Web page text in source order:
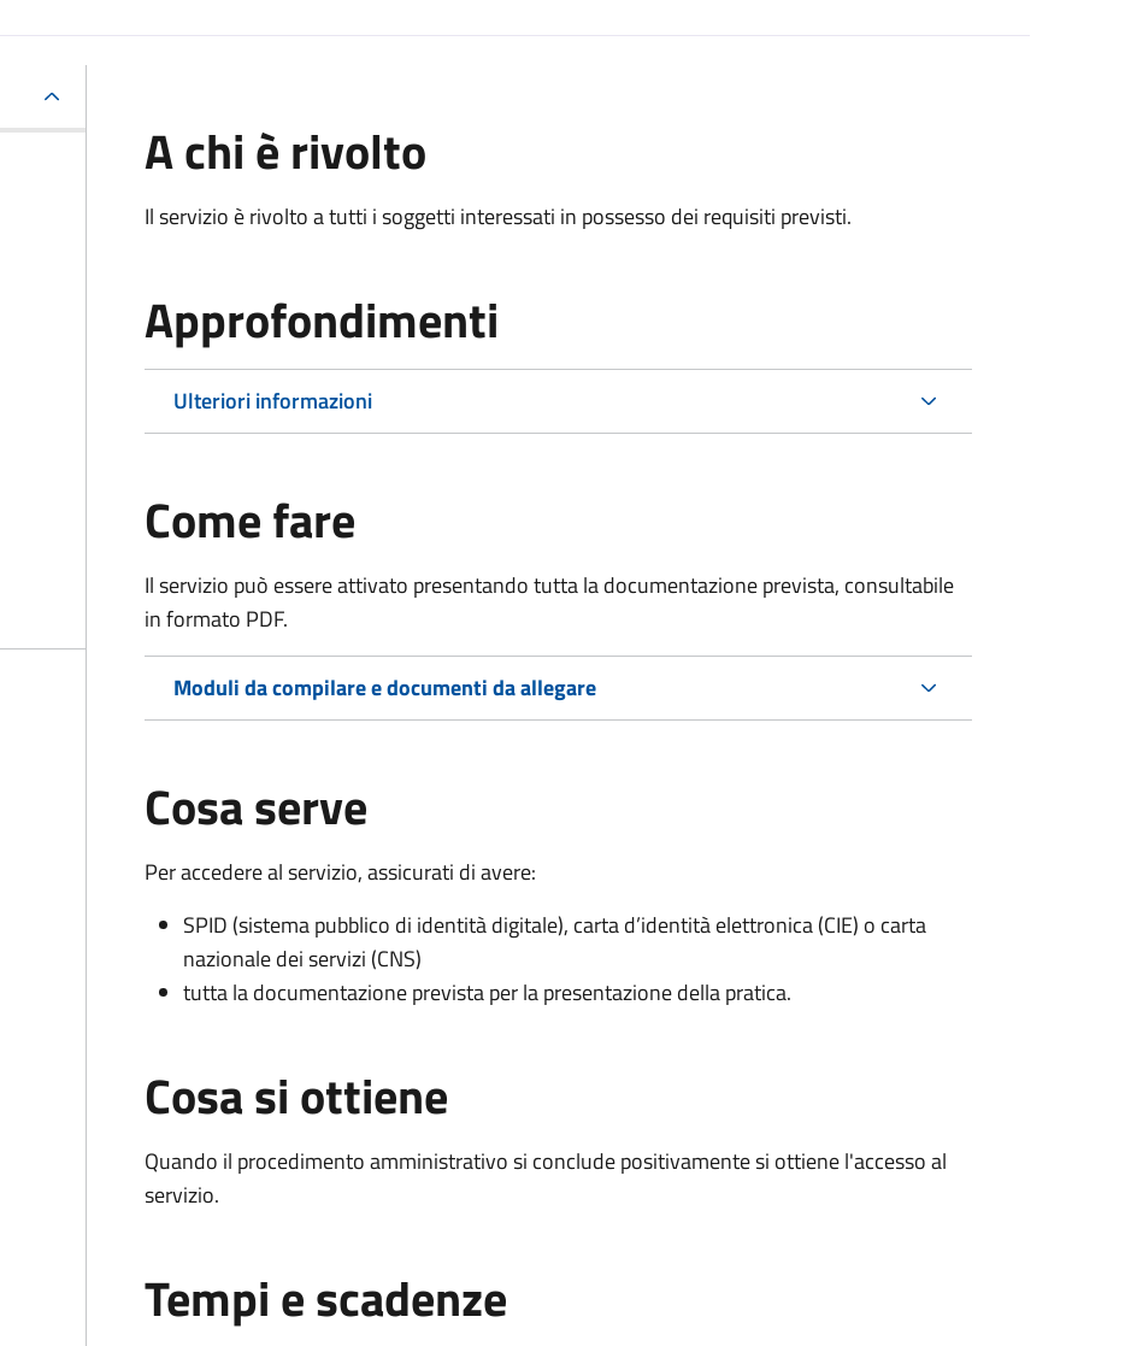
A chi è rivolto
Il servizio è rivolto a tutti i soggetti interessati in possesso dei requisiti previsti.
Approfondimenti
Ulteriori informazioni
Come fare
Il servizio può essere attivato presentando tutta la documentazione prevista, consultabile
in formato PDF.
Moduli da compilare e documenti da allegare
Cosa serve
Per accedere al servizio, assicurati di avere:
SPID (sistema pubblico di identità digitale), carta d’identità elettronica (CIE) o carta
nazionale dei servizi (CNS)
tutta la documentazione prevista per la presentazione della pratica.
Cosa si ottiene
Quando il procedimento amministrativo si conclude positivamente si ottiene l'accesso al
servizio.
Tempi e scadenze